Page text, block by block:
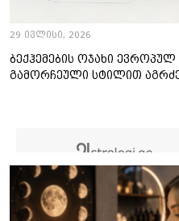
29 ივლისი, 2026
ბექჰემების ოჯახი
გამორჩეული სტილით